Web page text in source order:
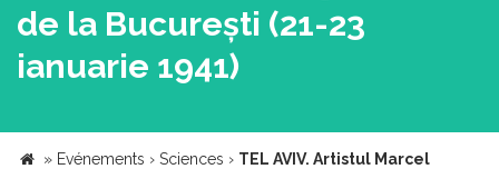
de la București (21-23
ianuarie 1941)
» Evénements › Sciences › TEL AVIV. Artistul Marcel